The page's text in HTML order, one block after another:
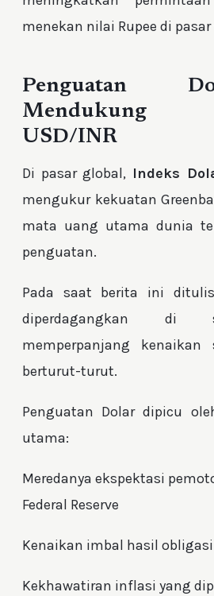
menekan nilai Rupee di
Penguatan
Mendukung
USD/INR
Di pasar global, Indeks
mengukur kekuatan
mata uang utama dunia
penguatan.
Pada saat berita ini
diperdagangkan
memperpanjang
berturut-turut.
Penguatan Dolar dipicu
utama:
Meredanya ekspektasi
Federal Reserve
Kenaikan imbal hasil
Kekhawatiran inflasi yang